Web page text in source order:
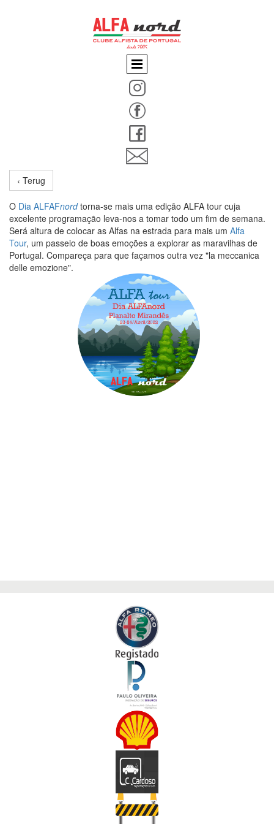
‹ Terug
O Dia ALFAFnordtorna-se mais uma edição ALFA tour cuja
excelente programação leva-nos a tomar todo um fim de semana.
Será altura de colocar as Alfas na estrada para mais um Alfa
Tour, um passeio de boas emoções a explorar as maravilhas de
Portugal. Compareça para que façamos outra vez "la meccanica
delle emozione".